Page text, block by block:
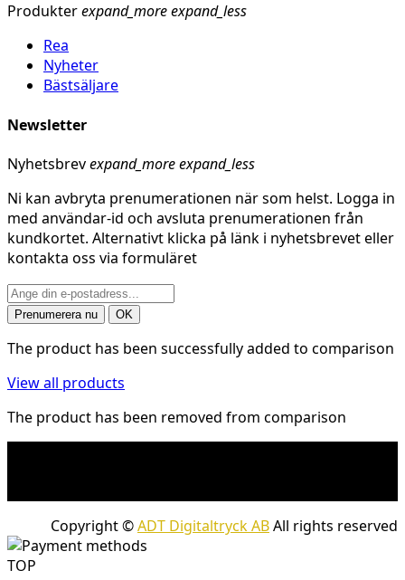
Produkterexpand_moreexpand_less
Rea
Nyheter
Bästsäljare
Newsletter
Nyhetsbrevexpand_moreexpand_less
Ni kan avbryta prenumerationen när som helst. Logga in
med användar-id och avsluta prenumerationen från
kundkortet. Alternativt klicka på länk i nyhetsbrevet eller
kontakta oss via formuläret
The product has been successfully added to comparison
View all products
The product has been removed from comparison
Copyright ©ADT Digitaltryck ABAll rights reserved
TOP